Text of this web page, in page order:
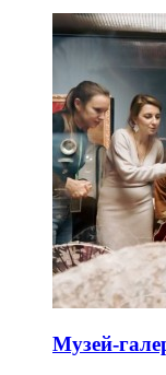
Музей-